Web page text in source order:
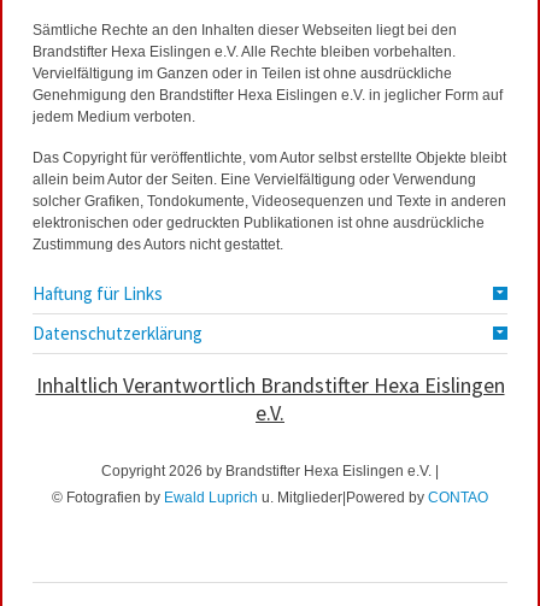
Sämtliche Rechte an den Inhalten dieser Webseiten liegt bei den
Brandstifter Hexa Eislingen e.V. Alle Rechte bleiben vorbehalten.
Vervielfältigung im Ganzen oder in Teilen ist ohne ausdrückliche
Genehmigung den Brandstifter Hexa Eislingen e.V. in jeglicher Form auf
jedem Medium verboten.
Das Copyright für veröffentlichte, vom Autor selbst erstellte Objekte bleibt
allein beim Autor der Seiten. Eine Vervielfältigung oder Verwendung
solcher Grafiken, Tondokumente, Videosequenzen und Texte in anderen
elektronischen oder gedruckten Publikationen ist ohne ausdrückliche
Zustimmung des Autors nicht gestattet.
Haftung für Links
Datenschutzerklärung
Inhaltlich Verantwortlich Brandstifter Hexa Eislingen
e.V.
Copyright 2026 by Brandstifter Hexa Eislingen e.V. |
© Fotografien by Ewald Luprich u. Mitglieder|Powered by CONTAO